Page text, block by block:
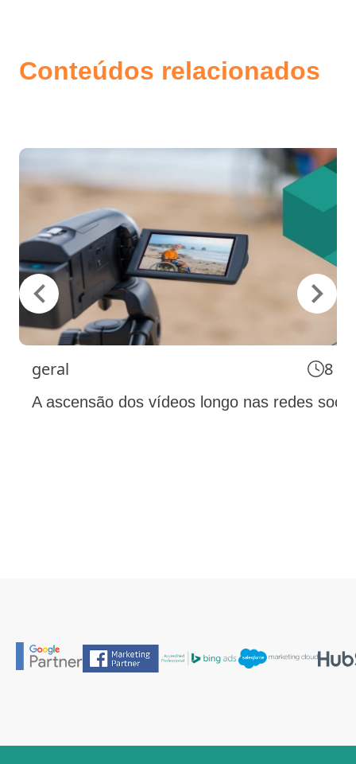
Conteúdos relacionados
geral 8
A ascensão dos vídeos longo nas redes